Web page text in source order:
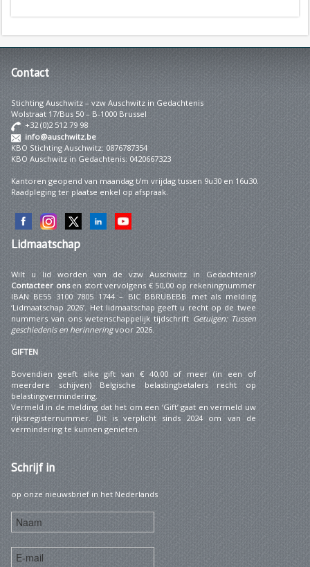
Contact
Stichting Auschwitz – vzw Auschwitz in Gedachtenis
Wolstraat 17/Bus 50 – B-1000 Brussel
+32 (0)2 512 79 98
info@auschwitz.be
KBO Stichting Auschwitz: 0876787354
KBO Auschwitz in Gedachtenis: 0420667323
Kantoren geopend van maandag t/m vrijdag tussen 9u30 en 16u30.
Raadpleging ter plaatse enkel op afspraak.
Lidmaatschap
Wilt u lid worden van de vzw Auschwitz in Gedachtenis?
Contacteer onsen stort vervolgens € 50,00 op rekeningnummer
IBAN BE55 3100 7805 1744 – BIC BBRUBEBB met als melding
‘Lidmaatschap 2026’. Het lidmaatschap geeft u recht op de twee
nummers van ons wetenschappelijk tijdschrift Getuigen: Tussen
geschiedenis en herinneringvoor 2026.
GIFTEN
Bovendien geeft elke gift van € 40,00 of meer (in een of
meerdere schijven) Belgische belastingbetalers recht op
belastingvermindering.
Vermeld in de melding dat het om een ‘Gift’ gaat en vermeld uw
rijksregisternummer. Dit is verplicht sinds 2024 om van de
vermindering te kunnen genieten.
Schrijfin
op onze nieuwsbrief in het Nederlands